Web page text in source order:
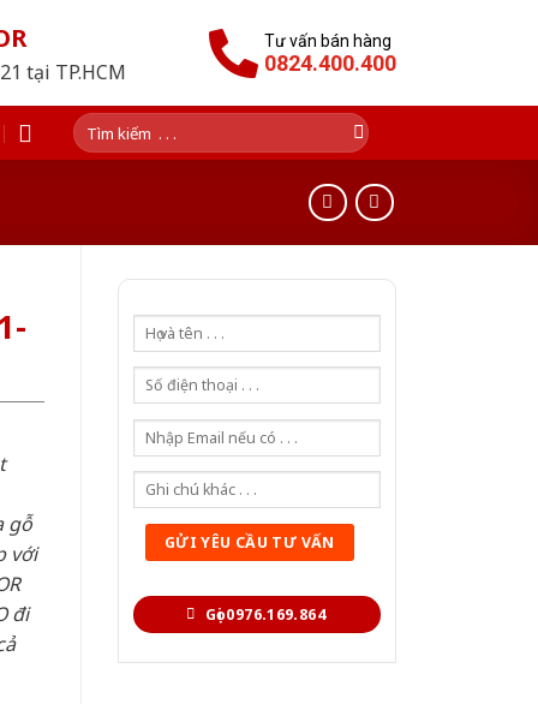
tại TP.HCM
Tư vấn bán hàng
0824.400.400
Tìm
kiếm:
Gọi 0976.169.864
gỗ
với
đi